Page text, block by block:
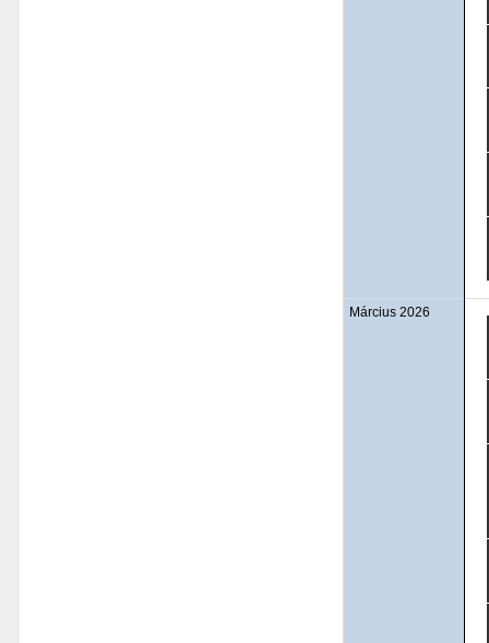
Március 2026